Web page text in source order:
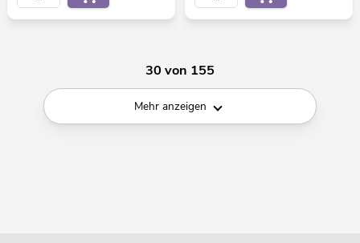
30 von 155
Mehr anzeigen